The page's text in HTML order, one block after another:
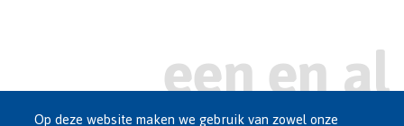
Op deze website maken we gebruik van zowel onze